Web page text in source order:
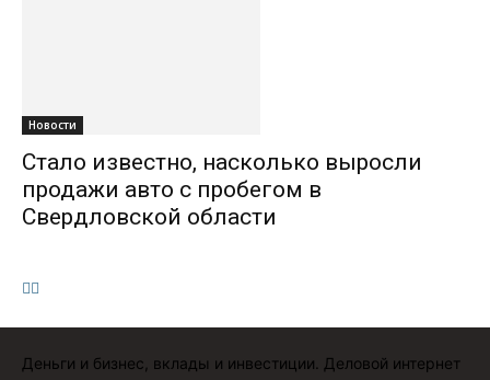
Новости
Стало известно, насколько выросли
продажи авто с пробегом в
Свердловской области
Деньги и бизнес, вклады и инвестиции. Деловой интернет